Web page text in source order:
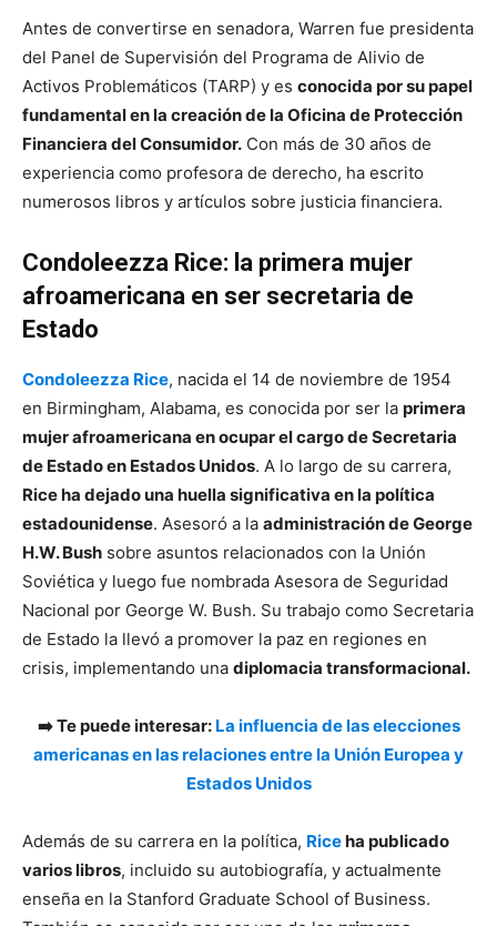
Antes de convertirse en senadora, Warren fue presidenta
del Panel de Supervisión del Programa de Alivio de
Activos Problemáticos (TARP) y es conocida por su papel
fundamental en la creación de la Oficina de Protección
Financiera del Consumidor. Con más de 30 años de
experiencia como profesora de derecho, ha escrito
numerosos libros y artículos sobre justicia financiera.
Condoleezza Rice: la primera mujer
afroamericana en ser secretaria de
Estado
Condoleezza Rice, nacida el 14 de noviembre de 1954
en Birmingham, Alabama, es conocida por ser la primera
mujer afroamericana en ocupar el cargo de Secretaria
de Estado en Estados Unidos. A lo largo de su carrera,
Rice ha dejado una huella significativa en la política
estadounidense. Asesoró a la administración de George
H.W. Bush sobre asuntos relacionados con la Unión
Soviética y luego fue nombrada Asesora de Seguridad
Nacional por George W. Bush. Su trabajo como Secretaria
de Estado la llevó a promover la paz en regiones en
crisis, implementando una diplomacia transformacional.
➡️ Te puede interesar: La influencia de las elecciones
americanas en las relaciones entre la Unión Europea y
Estados Unidos
Además de su carrera en la política, Riceha publicado
varios libros, incluido su autobiografía, y actualmente
enseña en la Stanford Graduate School of Business.